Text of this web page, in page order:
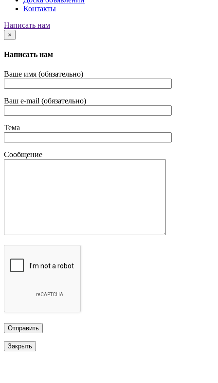
Контакты
Написать нам
×
Написать нам
Ваше имя (обязательно)
Ваш e-mail (обязательно)
Тема
Сообщение
Закрыть